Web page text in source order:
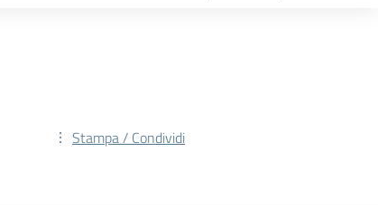
Stampa / Condividi